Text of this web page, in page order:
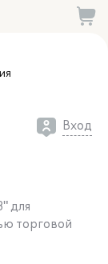
Вход
для
торговой